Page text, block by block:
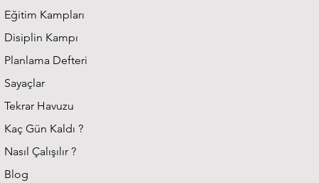
Eğitim Kampları
Disiplin Kampı
Planlama Defteri
Sayaçlar
Tekrar Havuzu
Kaç Gün Kaldı ?
Nasıl Çalışılır ?
Blog